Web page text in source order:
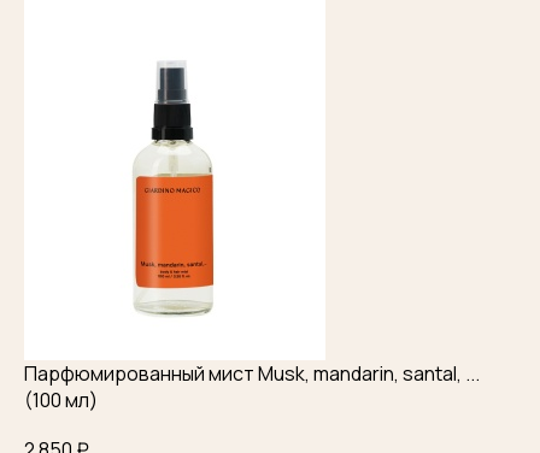
Парфюмированный мист Musk, mandarin, santal, ...
(100 мл)